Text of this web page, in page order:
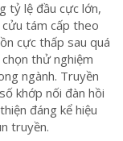
tỷ lệ đầu cực lớn,
tám cấp theo
cực thấp sau quá
thử nghiệm
ngành. Truyền
khớp nối đàn hồi
đáng kể hiệu
truyền.